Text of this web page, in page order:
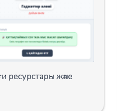
ресурстары және